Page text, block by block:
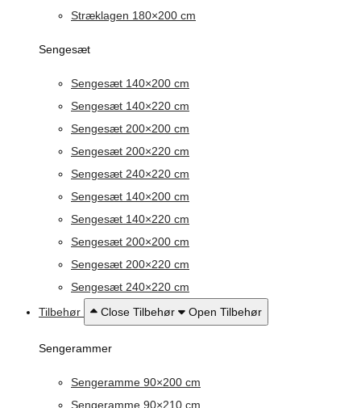
Stræklagen 180×200 cm
Sengesæt
Sengesæt 140×200 cm
Sengesæt 140×220 cm
Sengesæt 200×200 cm
Sengesæt 200×220 cm
Sengesæt 240×220 cm
Sengesæt 140×200 cm
Sengesæt 140×220 cm
Sengesæt 200×200 cm
Sengesæt 200×220 cm
Sengesæt 240×220 cm
Tilbehør
Close Tilbehør Open Tilbehør
Sengerammer
Sengeramme 90×200 cm
Sengeramme 90×210 cm